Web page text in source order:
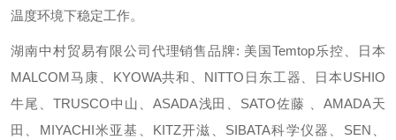
温度环境下稳定工作。
湖南中村贸易有限公司代理销售品牌: 美国Temtop乐控、日本
MALCOM马康、KYOWA共和、NITTO日东工器、日本USHIO
牛尾、TRUSCO中山、ASADA浅田、SATO佐藤 、AMADA天
田、MIYACHI米亚基、KITZ开滋、SIBATA科学仪器、SEN、